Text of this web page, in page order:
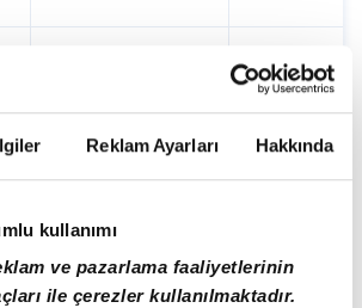
Reklam Ayarları Hakkında
kullanımı
ve pazarlama faaliyetlerinin
ile çerezler kullanılmaktadır.